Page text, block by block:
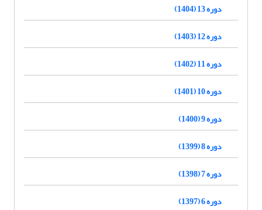
دوره 13 (1404)
دوره 12 (1403)
دوره 11 (1402)
دوره 10 (1401)
دوره 9 (1400)
دوره 8 (1399)
دوره 7 (1398)
دوره 6 (1397)